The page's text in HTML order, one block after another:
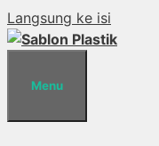
Langsung ke isi
Menu